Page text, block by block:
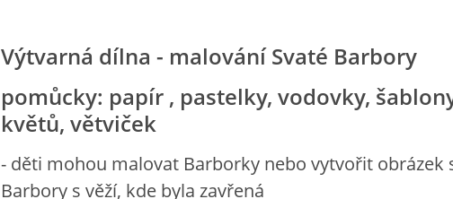
Výtvarná dílna - malování Svaté Barbory
pomůcky: papír , pastelky, vodovky,
květů, větviček
- děti mohou malovat Barborky nebo vytvořit obrázek
Barbory s věží, kde byla zavřená